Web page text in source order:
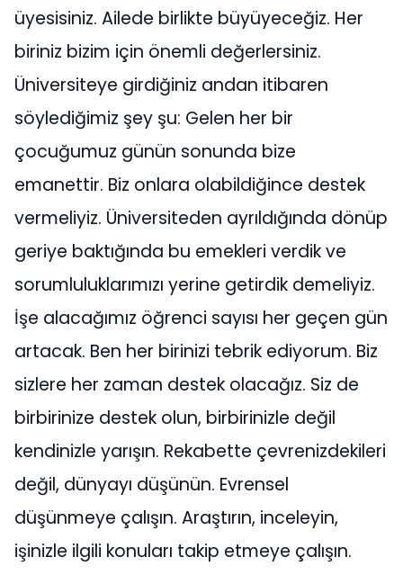
üyesisiniz. Ailede birlikte büyüyeceğiz. Her
biriniz bizim için önemli değerlersiniz.
Üniversiteye girdiğiniz andan itibaren
söylediğimiz şey şu: Gelen her bir
çocuğumuz günün sonunda bize
emanettir. Biz onlara olabildiğince destek
vermeliyiz. Üniversiteden ayrıldığında dönüp
geriye baktığında bu emekleri verdik ve
sorumluluklarımızı yerine getirdik demeliyiz.
İşe alacağımız öğrenci sayısı her geçen gün
artacak. Ben her birinizi tebrik ediyorum. Biz
sizlere her zaman destek olacağız. Siz de
birbirinize destek olun, birbirinizle değil
kendinizle yarışın. Rekabette çevrenizdekileri
değil, dünyayı düşünün. Evrensel
düşünmeye çalışın. Araştırın, inceleyin,
işinizle ilgili konuları takip etmeye çalışın.